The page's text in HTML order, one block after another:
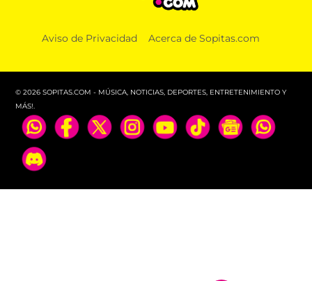
Aviso de Privacidad Acerca de Sopitas.com
© 2026 SOPITAS.COM - MÚSICA, NOTICIAS, DEPORTES, ENTRETENIMIENTO Y
MÁS!.